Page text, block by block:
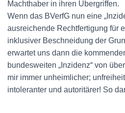
Machthaber in ihren Übergriffen.
Wenn das BVerfG nun eine
ausreichende Rechtfertigung für
inklusiver Beschneidung der
erwartet uns dann die
bundesweiten „Inzidenz“ von
mir immer unheimlicher;
intoleranter und autoritärer! So